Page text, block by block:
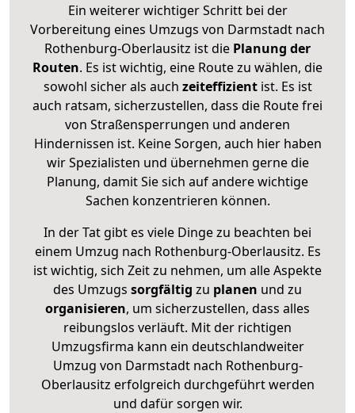
Ein weiterer wichtiger Schritt bei der
Vorbereitung eines Umzugs von Darmstadt nach
Rothenburg-Oberlausitz ist die Planung der
Routen. Es ist wichtig, eine Route zu wählen, die
sowohl sicher als auch zeiteffizientist. Es ist
auch ratsam, sicherzustellen, dass die Route frei
von Straßensperrungen und anderen
Hindernissen ist. Keine Sorgen, auch hier haben
wir Spezialisten und übernehmen gerne die
Planung, damit Sie sich auf andere wichtige
Sachen konzentrieren können.
In der Tat gibt es viele Dinge zu beachten bei
einem Umzug nach Rothenburg-Oberlausitz. Es
ist wichtig, sich Zeit zu nehmen, um alle Aspekte
des Umzugs sorgfältig zu planen und zu
organisieren, um sicherzustellen, dass alles
reibungslos verläuft. Mit der richtigen
Umzugsfirma kann ein deutschlandweiter
Umzug von Darmstadt nach Rothenburg-
Oberlausitz erfolgreich durchgeführt werden
und dafür sorgen wir.